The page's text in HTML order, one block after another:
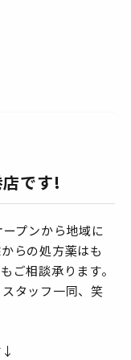
です!
プンから地域に
らの処方薬はも
ご相談承ります。
タッフ一同、笑
↓